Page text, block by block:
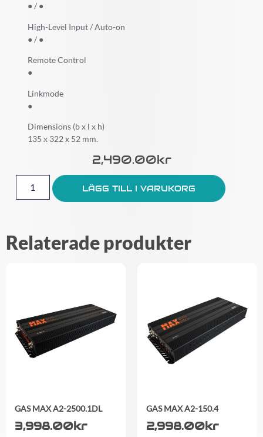
● / ●
High-Level Input / Auto-on
● / ●
Remote Control
●
Linkmode
●
Dimensions (b x l x h)
135 x 322 x 52 mm.
2,490.00Kr
LÄGG TILL I VARUKORG
Relaterade produkter
GAS MAX A2-2500.1DL
3,998.00kr
GAS MAX A2-150.4
2,998.00kr